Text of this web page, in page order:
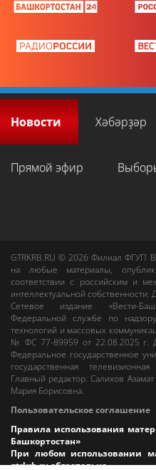
Новости Хәбәрҙәр
Прямой эфир
GTRKRB.RU © 2026Филиал ФГУП
на любые материалы,
соответствии с российским и
интеллектуальной собственности.
Сетевое издание «Вести-
Федеральной службе по
технологий и массовых
№ ФС 77-89959 от 22.08.2025 г.
Федеральное государственное
государственная
Главный редактор:Салихов
Мария Борисовна.
Пользовательское соглашение
Правила использования
Башкортостан»
При любом использовании
gtrkrb.ruобязательна.